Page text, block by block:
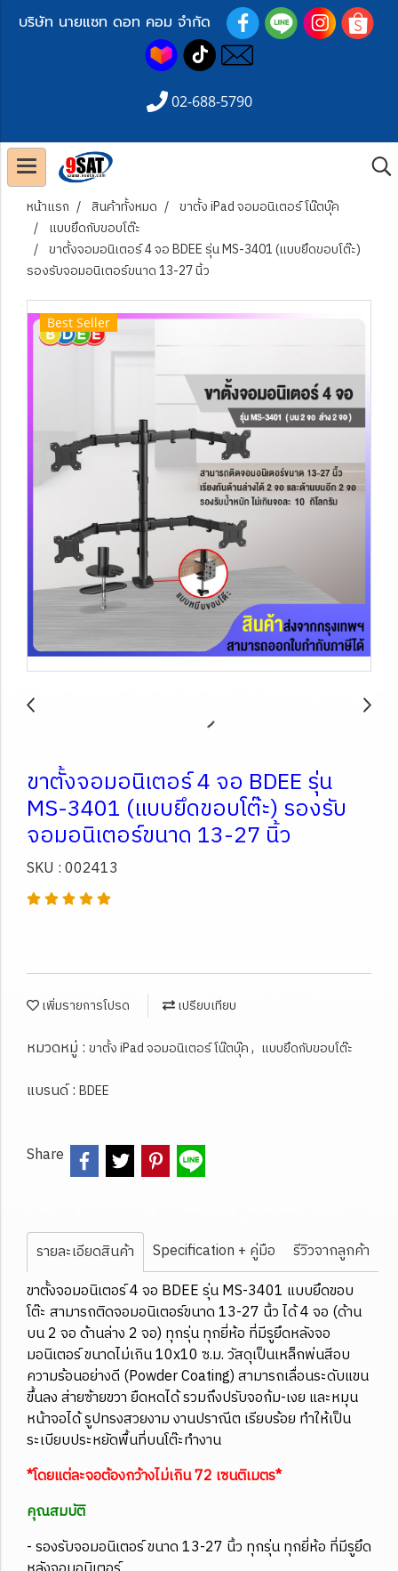
บริษัท นายแซท ดอท คอม จำกัด
02-688-5790
หน้าแรก สินค้าทั้งหมด
ขาตั้ง iPad จอมอนิเตอร์ โน๊ตบุ๊ค
แบบยึดกับขอบโต๊ะ
ขาตั้งจอมอนิเตอร์ 4 จอ BDEE รุ่น MS-3401 (แบบยึดขอบโต๊ะ)
รองรับจอมอนิเตอร์ขนาด 13-27 นิ้ว
Best Seller
ขาตั้งจอมอนิเตอร์ 4 จอ BDEE รุ่น
MS-3401 (แบบยึดขอบโต๊ะ) รองรับ
จอมอนิเตอร์ขนาด 13-27 นิ้ว
SKU : 002413
เพิ่มรายการโปรด เปรียบเทียบ
หมวดหมู่ : ขาตั้ง iPad จอมอนิเตอร์ โน๊ตบุ๊ค, แบบยึดกับขอบโต๊ะ
แบรนด์ : BDEE
Share
รายละเอียดสินค้า Specification + คู่มือ
รีวิวจากลูกค้า
ขาตั้งจอมอนิเตอร์ 4 จอ BDEE รุ่น MS-3401 แบบยึดขอบ
โต๊ะ สามารถติดจอมอนิเตอร์ขนาด 13-27 นิ้ว ได้ 4 จอ (ด้าน
บน 2 จอ ด้านล่าง 2 จอ) ทุกรุ่น ทุกยี่ห้อ ที่มีรูยึดหลังจอ
มอนิเตอร์ ขนาดไม่เกิน 10x10 ซ.ม. วัสดุเป็นเหล็กพ่นสีอบ
ความร้อนอย่างดี (Powder Coating) สามารถเลื่อนระดับแขน
ขึ้นลง ส่ายซ้ายขวา ยืดหดได้ รวมถึงปรับจอก้ม-เงย และหมุน
หน้าจอได้ รูปทรงสวยงาม งานปราณีต เรียบร้อย ทำให้เป็น
ระเบียบประหยัดพื้นที่บนโต๊ะทำงาน
*โดยแต่ละจอต้องกว้างไม่เกิน 72 เซนติเมตร*
คุณสมบัติ
- รองรับจอมอนิเตอร์ ขนาด 13-27 นิ้ว ทุกรุ่น ทุกยี่ห้อ ที่มีรูยึด